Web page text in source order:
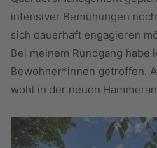
intensiver Bemühungen
sich dauerhaft engagieren
Bei meinem Rundgang habe
Bewohner*innen getroffen.
wohl in der neuen